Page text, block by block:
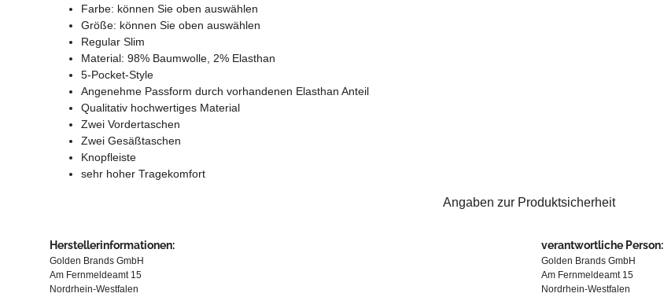
Farbe: können Sie oben auswählen
Größe: können Sie oben auswählen
Regular Slim
Material: 98% Baumwolle, 2% Elasthan
5-Pocket-Style
Angenehme Passform durch vorhandenen Elasthan Anteil
Qualitativ hochwertiges Material
Zwei Vordertaschen
Zwei Gesäßtaschen
Knopfleiste
sehr hoher Tragekomfort
Angaben zur Produktsicherheit
Herstellerinformationen:
Golden Brands GmbH
Am Fernmeldeamt 15
Nordrhein-Westfalen
verantwortliche Person:
Golden Brands GmbH
Am Fernmeldeamt 15
Nordrhein-Westfalen